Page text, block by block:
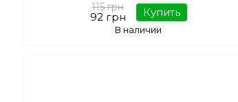
115 грн
92 грн Купить
В наличии